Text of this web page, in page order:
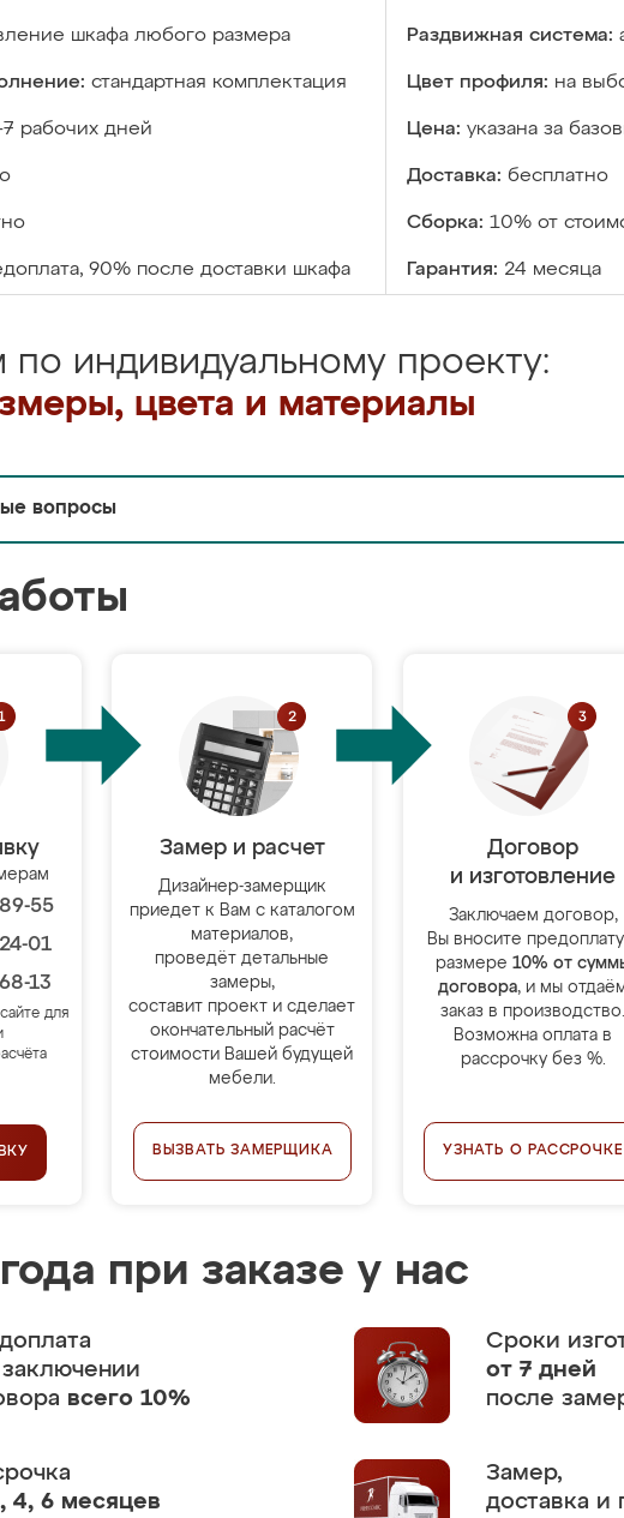
шкафа любого размера Раздвижная система:
стандартная комплектация Цвет профиля: на
7 рабочих дней Цена: указана за
Доставка: бесплатно
Сборка: 10% от
90% после доставки шкафа Гарантия: 24 месяца
по индивидуальному проекту:
цвета и материалы
вопросы
55
01
13
для
Замер и расчет
Дизайнер-замерщик
приедет к Вам с каталогом
материалов,
проведёт детальные
замеры,
составит проект и сделает
окончательный расчёт
стоимости Вашей будущей
мебели.
ВЫЗВАТЬ ЗАМЕРЩИКА
Договор
и изготовление
Заключаем договор,
Вы вносите
размере 10% от
договора, и мы
заказ в производство.
Возможна оплата в
рассрочку без %.
УЗНАТЬ О РАССРОЧКЕ
при заказе у нас
всего 10%
Сроки
от 7 дней
после
4, 6 месяцев
Замер,
доставка и